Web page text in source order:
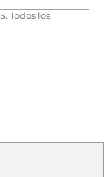
Todos los